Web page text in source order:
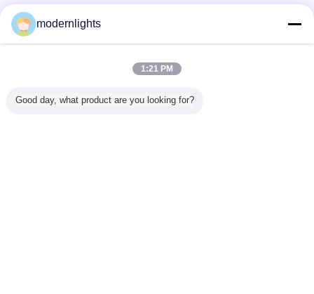
Trust Seal
Verified Suplier
Tous les produits
modernlights
1:21 PM
Good day, what product are you looking for?